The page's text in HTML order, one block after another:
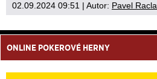
02.09.2024 09:51 | Autor: Pavel
ONLINE POKEROVÉ HERNY